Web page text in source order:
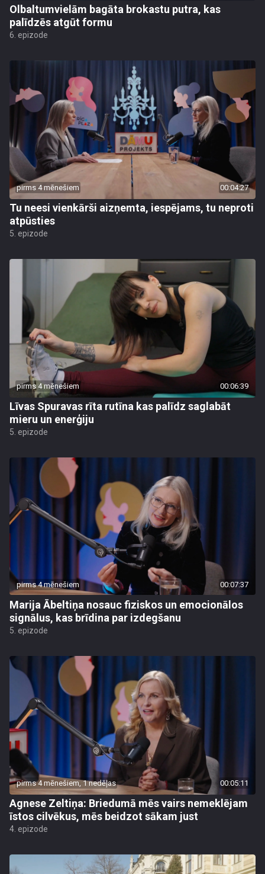
Olbaltumvielām bagāta brokastu putra, kas
palīdzēs atgūt formu
6. epizode
pirms 4 mēnešiem 00:04:27
Tu neesi vienkārši aizņemta, iespējams, tu neproti
atpūsties
5. epizode
pirms 4 mēnešiem 00:06:39
Līvas Spuravas rīta rutīna kas palīdz saglabāt
mieru un enerģiju
5. epizode
pirms 4 mēnešiem 00:07:37
Marija Ābeltiņa nosauc fiziskos un emocionālos
signālus, kas brīdina par izdegšanu
5. epizode
pirms 4 mēnešiem, 1 nedēļas 00:05:11
Agnese Zeltiņa: Briedumā mēs vairs nemeklējam
īstos cilvēkus, mēs beidzot sākam just
4. epizode